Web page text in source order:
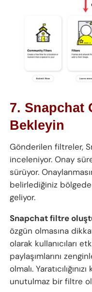
7. Snapchat
Bekleyin
Gönderilen filtreler,
inceleniyor. Onay
sürüyor.
belirlediğiniz bölgede
geliyor.
Snapchat filtre
özgün olmasına
olarak kullanıcıları
paylaşımlarını
olmalı.
unutulmaz bir filtre